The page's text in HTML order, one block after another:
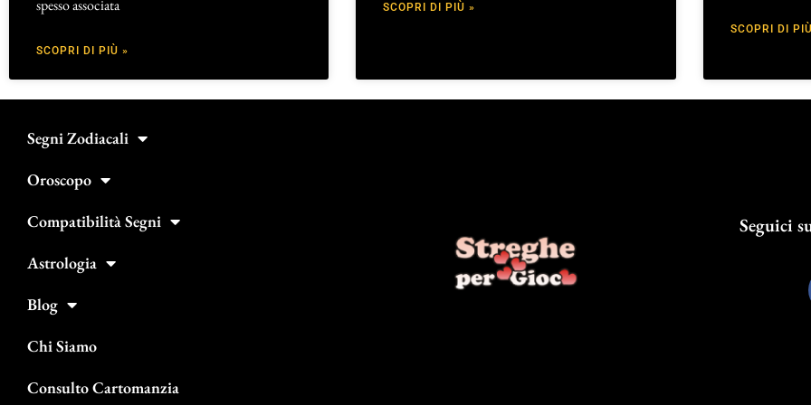
spesso associata
SCOPRI DI PIÙ »
SCOPRI DI PIÙ »
SCOPRI DI
Segni Zodiacali
Oroscopo
Compatibilità Segni
Astrologia
Blog
Chi Siamo
Consulto Cartomanzia
Seguici